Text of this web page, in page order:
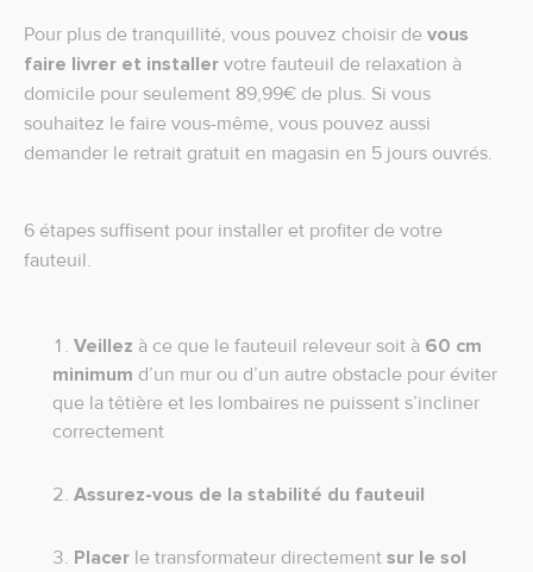
Pour plus de tranquillité, vous pouvez choisir de vous
faire livrer et installer votre fauteuil de relaxation à
domicile pour seulement 89,99€ de plus. Si vous
souhaitez le faire vous-même, vous pouvez aussi
demander le retrait gratuit en magasin en 5 jours ouvrés.
6 étapes suffisent pour installer et profiter de votre
fauteuil.
Veillez à ce que le fauteuil releveur soit à 60 cm
minimum d’un mur ou d’un autre obstacle pour éviter
que la têtière et les lombaires ne puissent s’incliner
correctement
Assurez-vous de la stabilité du fauteuil
Placer le transformateur directement sur le sol